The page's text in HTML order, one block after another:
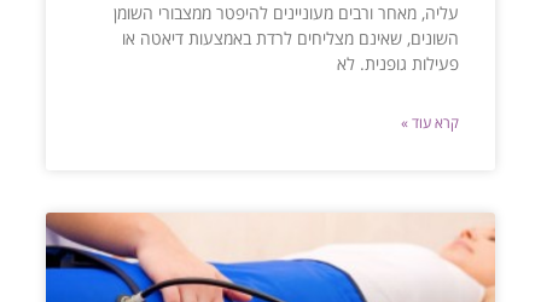
עליה, מאחר ורבים מעוניינים להיפטר ממצבורי השומן
השונים, שאינם מצליחים לרדת באמצעות דיאטה או
פעילות גופנית. לא
קרא עוד »